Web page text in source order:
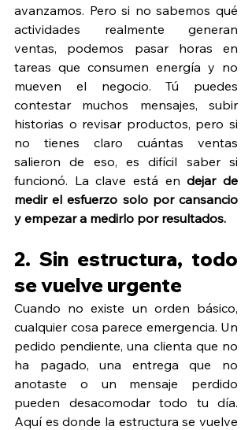
avanzamos. Pero si no sabemos qué
actividades realmente generan
ventas, podemos pasar horas en
tareas que consumen energía y no
mueven el negocio. Tú puedes
contestar muchos mensajes, subir
historias o revisar productos, pero si
no tienes claro cuántas ventas
salieron de eso, es difícil saber si
funcionó. La clave está en dejar de
medir el esfuerzo solo por cansancio
y empezar a medirlo por resultados.
2. Sin estructura, todo
se vuelve urgente
Cuando no existe un orden básico,
cualquier cosa parece emergencia. Un
pedido pendiente, una clienta que no
ha pagado, una entrega que no
anotaste o un mensaje perdido
pueden desacomodar todo tu día.
Aquí es donde la estructura se vuelve